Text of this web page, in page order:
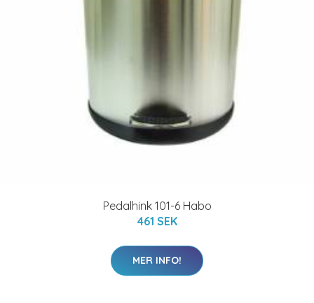
Pedalhink 101-6 Habo
461 SEK
MER INFO!